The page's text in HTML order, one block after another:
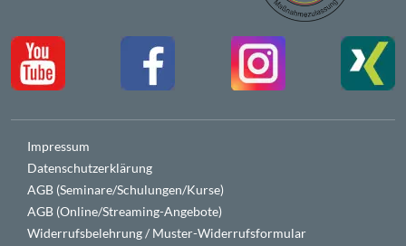
Impressum
Datenschutzerklärung
AGB (Seminare/Schulungen/Kurse)
AGB (Online/Streaming-Angebote)
Widerrufsbelehrung / Muster-Widerrufsformular